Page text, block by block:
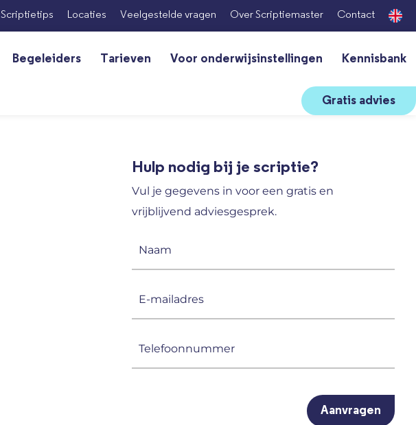
Scriptietips Locaties Veelgestelde vragen Over Scriptiemaster Contact
Begeleiders Tarieven Voor onderwijsinstellingen Kennisbank
Gratis advies
Hulp nodig bij je scriptie?
Vul je gegevens in voor een gratis en
vrijblijvend adviesgesprek.